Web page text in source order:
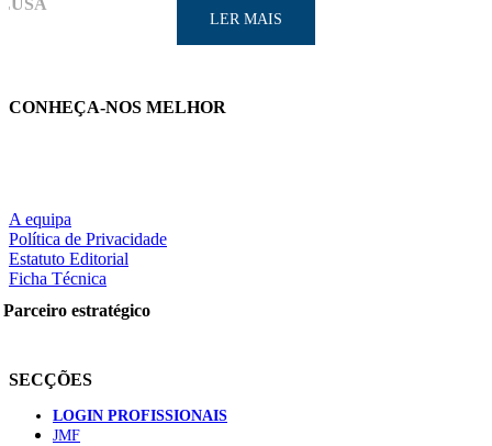
LUSA
Partilhe nas redes sociais:
LER MAIS
CONHEÇA-NOS MELHOR
A equipa
Política de Privacidade
Estatuto Editorial
Ficha Técnica
Parceiro estratégico
SECÇÕES
LOGIN PROFISSIONAIS
JMF